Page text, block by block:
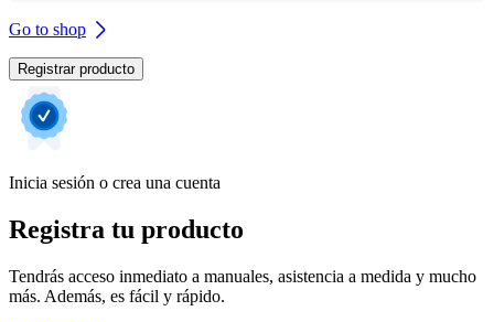
Go to shop
Registrar producto
Inicia sesión o crea una cuenta
Registra tu producto
Tendrás acceso inmediato a manuales, asistencia a medida y mucho
más. Además, es fácil y rápido.